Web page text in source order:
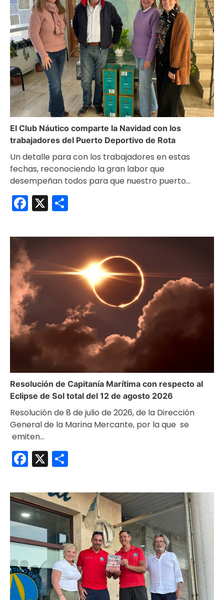
El Club Náutico comparte la Navidad con los
trabajadores del Puerto Deportivo de Rota
Un detalle para con los trabajadores en estas
fechas, reconociendo la gran labor que
desempeñan todos para que nuestro puerto…
Facebook
X
Resolución de Capitanía Marítima con respecto al
Eclipse de Sol total del 12 de agosto 2026
Resolución de 8 de julio de 2026, de la Dirección
General de la Marina Mercante, por la que se
emiten…
Facebook
X